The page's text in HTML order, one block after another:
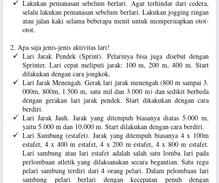
Lakukan pemanasan sebelum berlari. Agar terhindar dari cedera,
selalu lakukan pemanasan sebelum berlari. Lakukan jogging ringan
atau jalan kaki selama beberapa menit untuk mempersiapkan otot-
otot.
2. Apa saja jenis-jenis aktivitas lari!
Lari Jarak Pendek (Sprint). Pelarinya bisa juga disebut dengan
Sprinter. Lari cepat meliputi jarak: 100 m, 200 m, 400 m. Start
dilakukan dengan cara jongkok.
Lari Jarak Menengah. Gerak lari jarak menengah (800 m sampai 3.
000m, 800m, 1.500 m, satu mil dan 3.000 m) dan sedikit berbeda
dengan gerakan lari jarak pendek. Start dikakukan dengan cara
berdiri.
Lari Jarak Jauh. Jarak yang ditempuh biasanya diatas 5.000 m,
yaitu 5.000 m dan 10.000 m. Start dilakukan dengan cara berdiri.
Lari Sambung (estafet). Jarak yang ditempuh biasanya 4 x 100m
estafet, 4 x 400 m estafet, 4 x 200 m estafet, 4 x 800 m estafet.
Lari sambung atau lari estafet adalah salah satu lomba lari pada
perlombaan atletik yang dilaksanakan secara begantian. Satu regu
pelari sambung terdiri dari 4 orang pelari. Dalam pelombaan lari
sambung pelari berlari dengan kecepatan penuh dengan